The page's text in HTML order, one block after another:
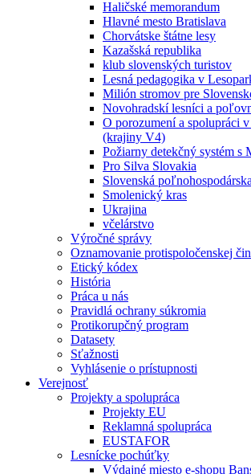
Haličské memorandum
Hlavné mesto Bratislava
Chorvátske štátne lesy
Kazašská republika
klub slovenských turistov
Lesná pedagogika v
Milión stromov pre
Novohradskí lesníci a
O porozumení a spolupráci
(krajiny V4)
Požiarny detekčný systém s
Pro Silva Slovakia
Slovenská
Smolenický kras
Ukrajina
včelárstvo
Výročné správy
Oznamovanie protispoločenskej
Etický kódex
História
Práca u nás
Pravidlá ochrany súkromia
Protikorupčný program
Datasety
Sťažnosti
Vyhlásenie o prístupnosti
Verejnosť
Projekty a spolupráca
Projekty EU
Reklamná spolupráca
EUSTAFOR
Lesnícke pochúťky
Výdajné miesto e-shopu